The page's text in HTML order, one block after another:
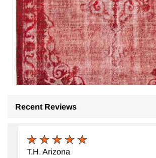
Alfombra Tallada a Mano Sobre Teñida
194 cm x 315 cm
Recent Reviews
T.H. Arizona